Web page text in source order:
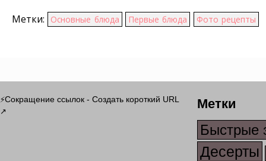
Метки: Основные блюда Первые блюда Фото рецепты
⚡Сокращение ссылок - Создать короткий URL
↗ Метки
Быстрые
Десерты